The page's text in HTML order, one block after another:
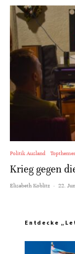
Politik Ausland
Krieg gegen
Elisabeth Koblitz · 22.
Entdecke